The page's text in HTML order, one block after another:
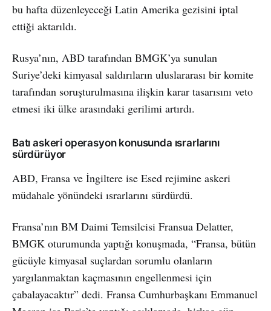
bu hafta düzenleyeceği Latin Amerika gezisini iptal
ettiği aktarıldı.
Rusya’nın, ABD tarafından BMGK’ya sunulan
Suriye’deki kimyasal saldırıların uluslararası bir komite
tarafından soruşturulmasına ilişkin karar tasarısını veto
etmesi iki ülke arasındaki gerilimi artırdı.
Batı askeri operasyon konusunda ısrarlarını
sürdürüyor
ABD, Fransa ve İngiltere ise Esed rejimine askeri
müdahale yönündeki ısrarlarını sürdürdü.
Fransa’nın BM Daimi Temsilcisi Fransua Delatter,
BMGK oturumunda yaptığı konuşmada, “Fransa, bütün
gücüyle kimyasal suçlardan sorumlu olanların
yargılanmaktan kaçmasının engellenmesi için
çabalayacaktır” dedi. Fransa Cumhurbaşkanı Emmanuel